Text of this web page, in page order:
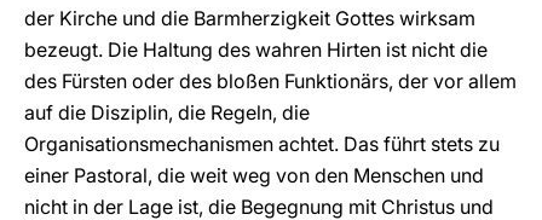
der Kirche und die Barmherzigkeit Gottes wirksam
bezeugt. Die Haltung des wahren Hirten ist nicht die
des Fürsten oder des bloßen Funktionärs, der vor allem
auf die Disziplin, die Regeln, die
Organisationsmechanismen achtet. Das führt stets zu
einer Pastoral, die weit weg von den Menschen und
nicht in der Lage ist, die Begegnung mit Christus und